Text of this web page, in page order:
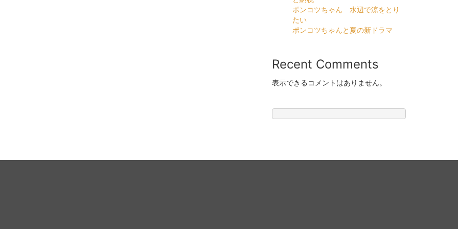
ポンコツちゃん 水辺で涼をとり
たい
ポンコツちゃんと夏の新ドラマ
Recent Comments
表示できるコメントはありません。